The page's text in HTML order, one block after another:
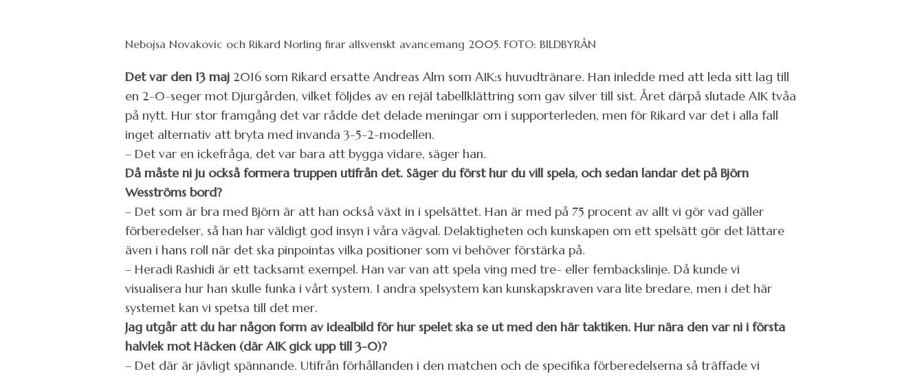
Nebojsa Novakovic och Rikard Norling firar allsvenskt avancemang 2005. FOTO: BILDBYRÅN
Det var den 13 maj 2016 som Rikard ersatte Andreas Alm som AIK:s huvudtränare. Han inledde med att leda sitt lag till
en 2-0-seger mot Djurgården, vilket följdes av en rejäl tabellklättring som gav silver till sist. Året därpå slutade AIK tvåa
på nytt. Hur stor framgång det var rådde det delade meningar om i supporterleden, men för Rikard var det i alla fall
inget alternativ att bryta med invanda 3-5-2-modellen.
– Det var en ickefråga, det var bara att bygga vidare, säger han.
Då måste ni ju också formera truppen utifrån det. Säger du först hur du vill spela, och sedan landar det på Björn
Wesströms bord?
– Det som är bra med Björn är att han också växt in i spelsättet. Han är med på 75 procent av allt vi gör vad gäller
förberedelser, så han har väldigt god insyn i våra vägval. Delaktigheten och kunskapen om ett spelsätt gör det lättare
även i hans roll när det ska pinpointas vilka positioner som vi behöver förstärka på.
– Heradi Rashidi är ett tacksamt exempel. Han var van att spela ving med tre- eller fembackslinje. Då kunde vi
visualisera hur han skulle funka i vårt system. I andra spelsystem kan kunskapskraven vara lite bredare, men i det här
systemet kan vi spetsa till det mer.
Jag utgår att du har någon form av idealbild för hur spelet ska se ut med den här taktiken. Hur nära den var ni i första
halvlek mot Häcken (där AIK gick upp till 3-0)?
– Det där är jävligt spännande. Utifrån förhållanden i den matchen och de specifika förberedelserna så träffade vi